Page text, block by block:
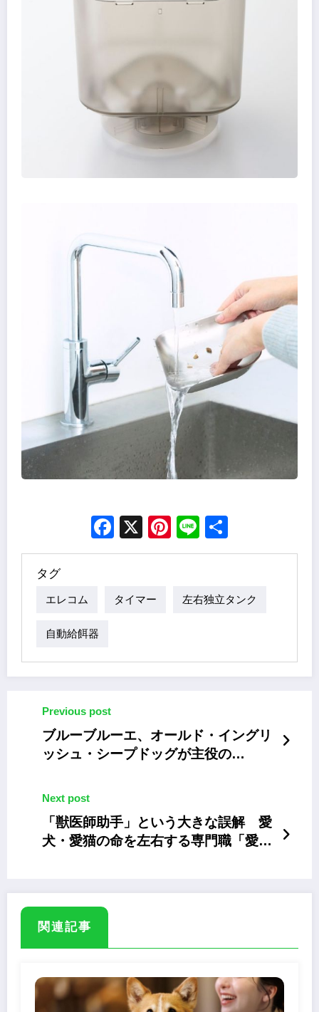
Facebook
X Pinterest
Line
タグ
エレコム タイマー 左右独立タンク
自動給餌器
Previous post
ブルーブルーエ、オールド・イングリ
ッシュ・シープドッグが主役の
Next post
「獣医師助手」という大きな誤解 愛
犬・愛猫の命を左右する専門職「愛玩
関連記事